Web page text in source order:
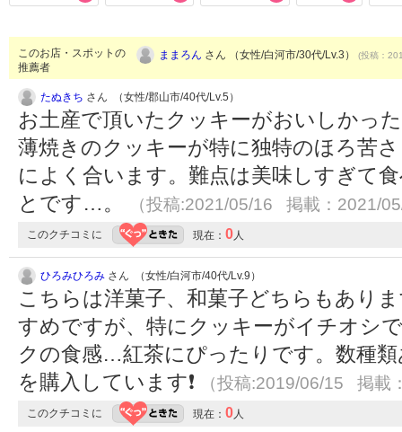
このお店・スポットの
推薦者
ままろん さん （女性/白河市/30代/Lv.3） (投稿：
たぬきち さん （女性/郡山市/40代/Lv.5）
お土産で頂いたクッキーがおいしかっ
薄焼きのクッキーが特に独特のほろ苦
によく合います。難点は美味しすぎて
とです…。
（投稿:2021/05/16 掲載：2021/
このクチコミに 現在： 0 人
ひろみひろみ さん （女性/白河市/40代/Lv.9）
こちらは洋菓子、和菓子どちらもあり
すめですが、特にクッキーがイチオシ
クの食感…紅茶にぴったりです。数種
を購入しています❗️
（投稿:2019/06/15 掲載
このクチコミに 現在： 0 人